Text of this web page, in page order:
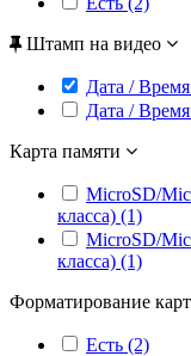
Штамп на видео
Дата /
Дата /
Карта памяти
MicroSD/
класса) (1)
MicroSD/
класса) (1)
Форматирование
Есть (2)